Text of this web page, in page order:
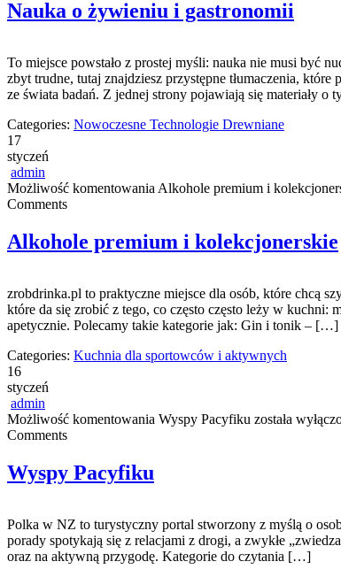
Nauka o żywieniu i gastronomii
To miejsce powstało z prostej myśli: nauka nie musi być
zbyt trudne, tutaj znajdziesz przystępne tłumaczenia,
ze świata badań. Z jednej strony pojawiają się materiały
Categories: Nowoczesne Technologie Drewniane
17
styczeń
admin
Możliwość komentowania Alkohole premium i
Comments
Alkohole premium i kolekcjonerskie
zrobdrinka.pl to praktyczne miejsce dla osób, które chcą
które da się zrobić z tego, co często często leży w kuchni:
apetycznie. Polecamy takie kategorie jak: Gin i tonik – […]
Categories: Kuchnia dla sportowców i aktywnych
16
styczeń
admin
Możliwość komentowania Wyspy Pacyfiku została
Comments
Wyspy Pacyfiku
Polka w NZ to turystyczny portal stworzony z myślą o
porady spotykają się z relacjami z drogi, a zwykłe
oraz na aktywną przygodę. Kategorie do czytania […]